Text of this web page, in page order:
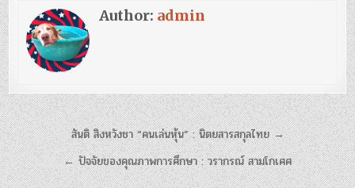
Author: admin
แนะแนว
เรื่อง
สันติ สิงหวังชา “คนเล่นหุ้น” : นิตยสารสกุลไทย →
← ปัจจัยของคุณภาพการศึกษา : วรากรณ์ สามโกเศศ